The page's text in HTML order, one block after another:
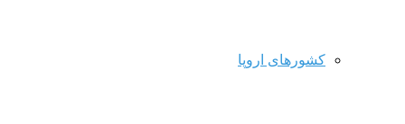
کشورهای اروپا